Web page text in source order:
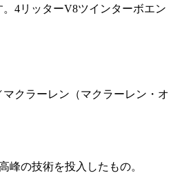
4リッターV8ツインターボエン
クラーレン（マクラーレン・オ
峰の技術を投入したもの。